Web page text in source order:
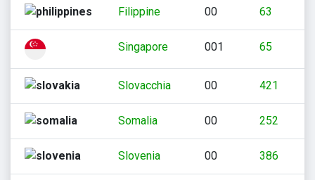
Filippine 00 63
Singapore 001 65
Slovacchia 00 421
Somalia 00 252
Slovenia 00 386